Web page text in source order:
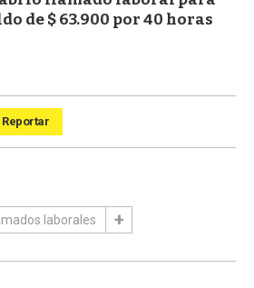
de $ 63.900 por 40 horas
Reportar
laborales